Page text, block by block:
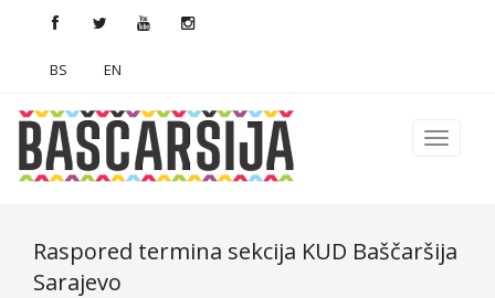
BS EN
Raspored termina sekcija KUD Baščaršija
Sarajevo